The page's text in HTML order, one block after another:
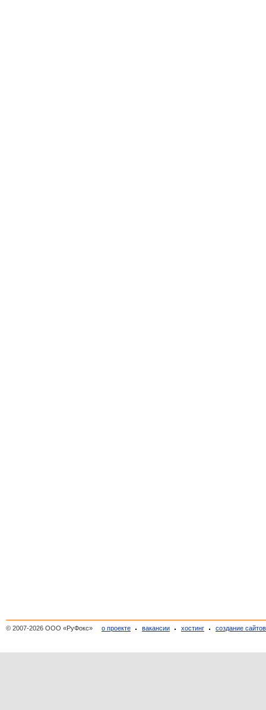
© 2007-2026 ООО «РуФокс» о проекте вакансии хостинг создание сайтов